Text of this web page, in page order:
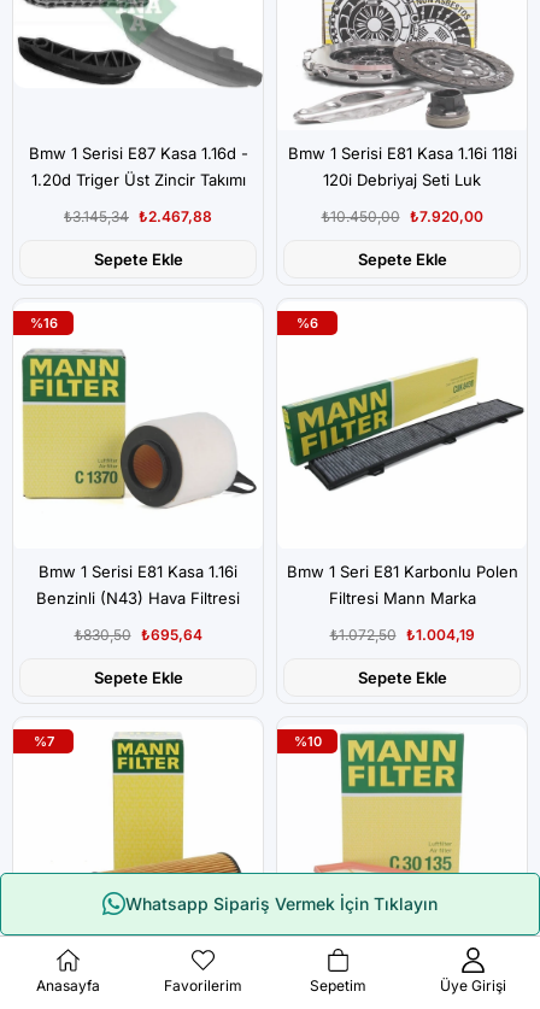
Bmw 1 Serisi E87 Kasa 1.16d -
1.20d Triger Üst Zincir Takımı
₺2.467,88
₺3.145,34
Sepete Ekle
Bmw 1 Serisi E81 Kasa 1.16i 118i
120i Debriyaj Seti Luk
₺7.920,00
₺10.450,00
Sepete Ekle
Bmw 1 Serisi E81 Kasa 1.16i
Benzinli (N43) Hava Filtresi
₺695,64
₺830,50
Sepete Ekle
%16
Bmw 1 Seri E81 Karbonlu Polen
Filtresi Mann Marka
₺1.004,19
₺1.072,50
Sepete Ekle
%6
Bmw 1 Serisi E81 Kasa 1.16d -
%7
Bmw E81 Kasa 116d- 120d Hava
%10
Whatsapp Sipariş Vermek İçin Tıklayın
Çerez Kullanımı
Anasayfa Favorilerim Sepetim Üye Girişi